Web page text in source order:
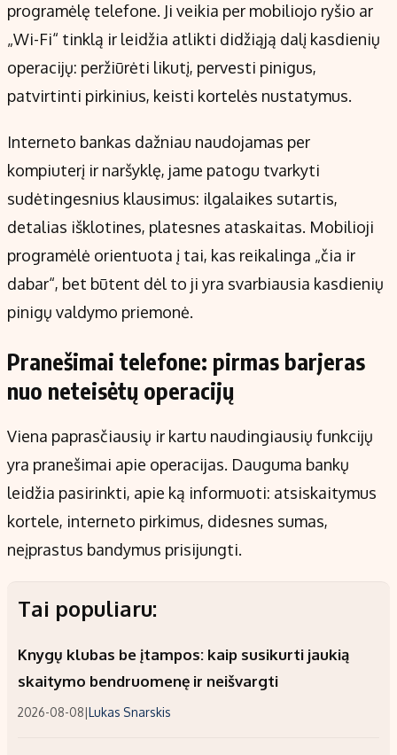
programėlę telefone. Ji veikia per mobiliojo ryšio ar
„Wi-Fi“ tinklą ir leidžia atlikti didžiąją dalį kasdienių
operacijų: peržiūrėti likutį, pervesti pinigus,
patvirtinti pirkinius, keisti kortelės nustatymus.
Interneto bankas dažniau naudojamas per
kompiuterį ir naršyklę, jame patogu tvarkyti
sudėtingesnius klausimus: ilgalaikes sutartis,
detalias išklotines, platesnes ataskaitas. Mobilioji
programėlė orientuota į tai, kas reikalinga „čia ir
dabar“, bet būtent dėl to ji yra svarbiausia kasdienių
pinigų valdymo priemonė.
Pranešimai telefone: pirmas barjeras
nuo neteisėtų operacijų
Viena paprasčiausių ir kartu naudingiausių funkcijų
yra pranešimai apie operacijas. Dauguma bankų
leidžia pasirinkti, apie ką informuoti: atsiskaitymus
kortele, interneto pirkimus, didesnes sumas,
neįprastus bandymus prisijungti.
Tai populiaru:
Knygų klubas be įtampos: kaip susikurti jaukią
skaitymo bendruomenę ir neišvargti
2026-08-08|Lukas Snarskis